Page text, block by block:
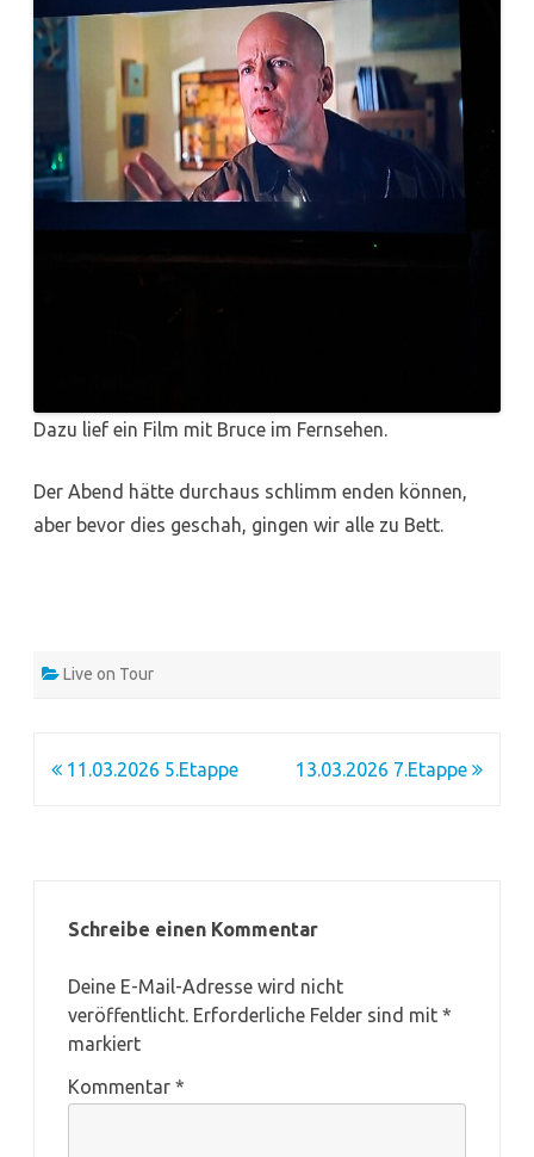
Dazu lief ein Film mit Bruce im Fernsehen.
Der Abend hätte durchaus schlimm enden können,
aber bevor dies geschah, gingen wir alle zu Bett.
Live on Tour
Beitragsnavigation
11.03.2026 5.Etappe 13.03.2026 7.Etappe
Schreibe einen Kommentar
Deine E-Mail-Adresse wird nicht
veröffentlicht. Erforderliche Felder sind mit *
markiert
Kommentar *